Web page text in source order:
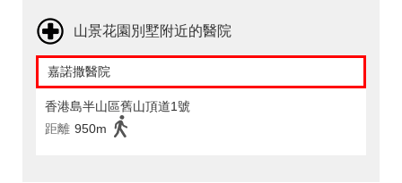
山景花園別墅附近的醫院
嘉諾撒醫院
香港島半山區舊山頂道1號
距離 950m